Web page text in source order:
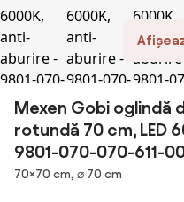
Mexen Gobi oglindă
rotundă 70 cm, LED
9801-070-070-611-
Dimensiuni
70×70 cm, ⌀ 70 cm